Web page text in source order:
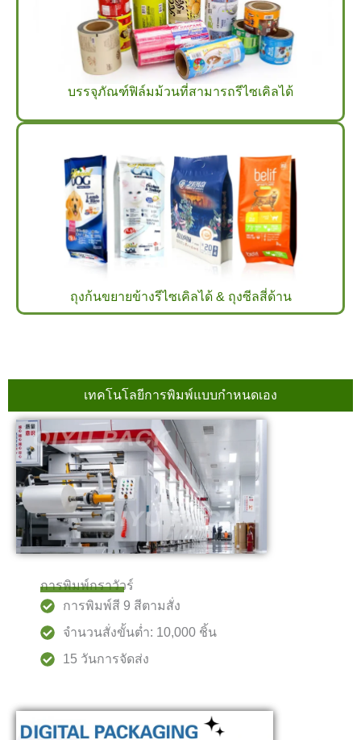
บรรจุภัณฑ์ฟิล์มม้วนที่สามารถรีไซเคิลได้
ถุงก้นขยายข้างรีไซเคิลได้ & ถุงซีลสี่ด้าน
เทคโนโลยีการพิมพ์แบบกำหนดเอง
การพิมพ์กราวัวร์
การพิมพ์สี 9 สีตามสั่ง
จำนวนสั่งขั้นต่ำ: 10,000 ชิ้น
15 วันการจัดส่ง